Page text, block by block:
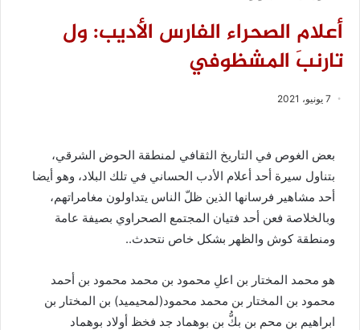
أعلام الصحراء الفارس الأديب: ول
تارنبَ المشظوفي
7 يونيو، 2021
بعض الغوص في التاريخ الثقافي لمنطقة الحوض الشرقي،
بتناول سيرة أحد أعلام الأدب الحساني في تلك البلاد، وهو أيضا
أحد مشاهير فرسانها الذين ظلّ الناس يتداولون مغامراتهم،
وبالخلاصة فعن أحد فتيان المجتمع الصحراوي بصيفة عامة
ومنطقة كوش والظهر بشكل خاص نتحدث..
هو محمد المختار بن اعلِ محمود بن محمد محمود بن أحمد
محمود بن المختار بن محمد محمود(لمحيميد) بن المختار بن
ابراهيم بن محم بن بكُّ بن بوهماد جد فخظ أولاد بوهماد